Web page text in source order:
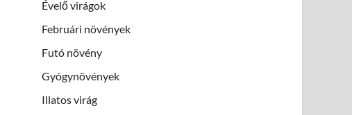
Évelő virágok
Februári növények
Futó növény
Gyógynövények
Illatos virág